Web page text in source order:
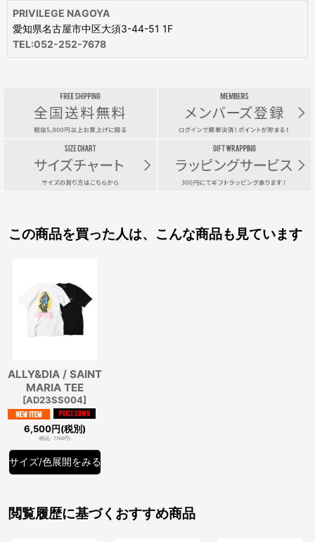
PRIVILEGE NAGOYA
愛知県名古屋市中区大須3-44-51 1F
TEL:052-252-7678
この商品を買った人は、こんな商品も見ています
ALLY&DIA / SAINT
MARIA TEE
[AD23SS004]
6,500円(税別)
(税込: 7,150円)
サイズ/色展開をみる
閲覧履歴に基づくおすすめ商品